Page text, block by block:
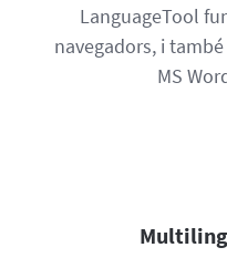
LanguageTool
navegadors, i
MS